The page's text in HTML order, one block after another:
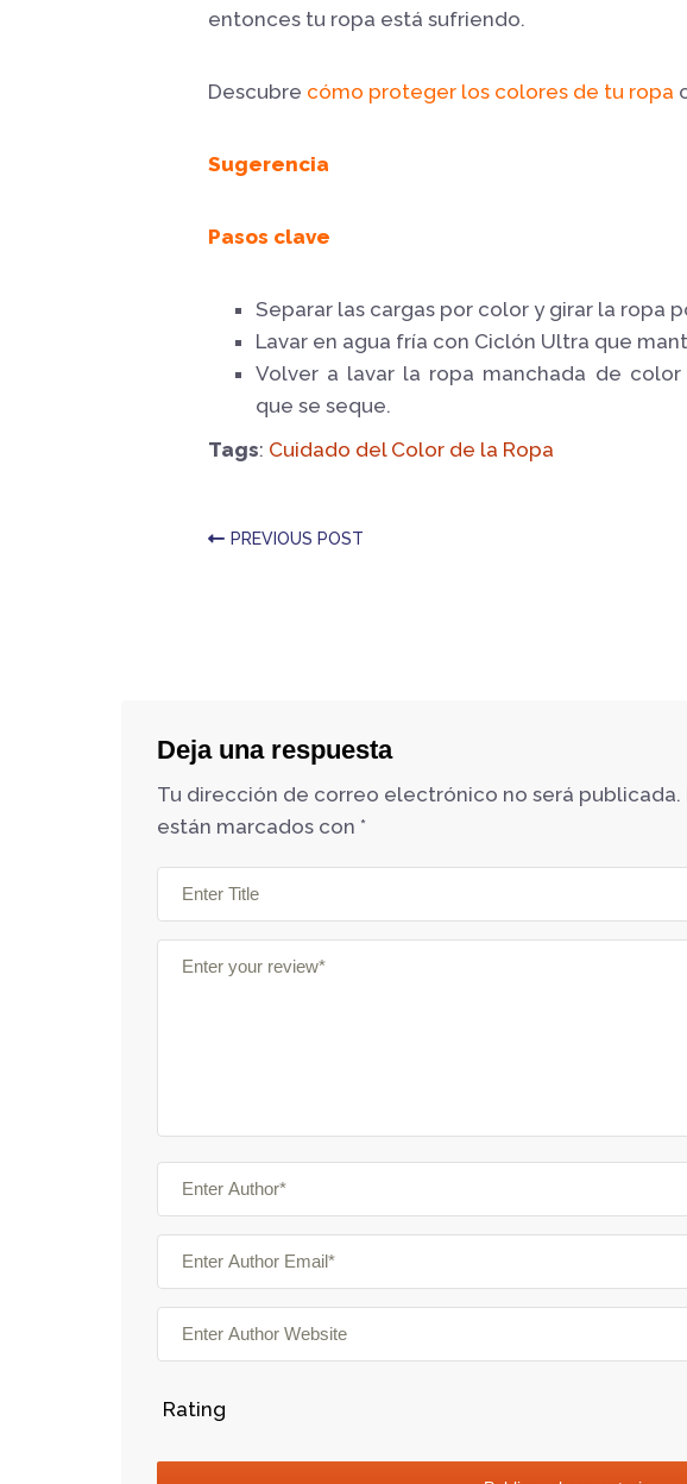
entonces tu ropa está sufriendo.
Descubre cómo proteger los colores de tu ropa
Sugerencia
Pasos clave
Separar las cargas por color y girar la ropa
Lavar en agua fría con Ciclón Ultra que
Volver a lavar la ropa manchada de
que se seque.
Tags: Cuidado del Color de la Ropa
PREVIOUS POST
Deja una respuesta
Tu dirección de correo electrónico no será publicada.
están marcados con *
Rating